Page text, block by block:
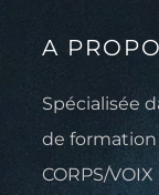
A
Spécialisée
de
CORPS/